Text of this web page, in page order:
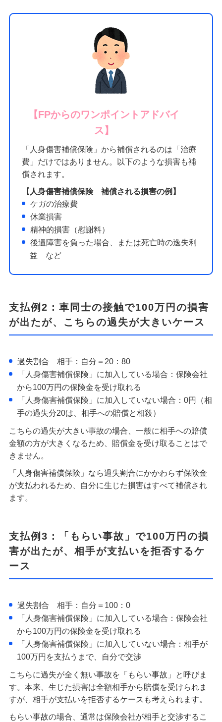
【FPからのワンポイントアドバイ
ス】
「人身傷害補償保険」から補償されるのは「治療
費」だけではありません。以下のような損害も補
償されます。
【人身傷害補償保険 補償される損害の例】
ケガの治療費
休業損害
精神的損害（慰謝料）
後遺障害を負った場合、または死亡時の逸失利
益 など
支払例2：車同士の接触で100万円の損害
が出たが、こちらの過失が大きいケース
過失割合 相手：自分＝20：80
「人身傷害補償保険」に加入している場合：保険会社
から100万円の保険金を受け取れる
「人身傷害補償保険」に加入していない場合：0円（相
手の過失分20は、相手への賠償と相殺）
こちらの過失が大きい事故の場合、一般に相手への賠償
金額の方が大きくなるため、賠償金を受け取ることはで
きません。
「人身傷害補償保険」なら過失割合にかかわらず保険金
が支払われるため、自分に生じた損害はすべて補償され
ます。
支払例3：「もらい事故」で100万円の損
害が出たが、相手が支払いを拒否するケ
ース
過失割合 相手：自分＝100：0
「人身傷害補償保険」に加入している場合：保険会社
から100万円の保険金を受け取れる
「人身傷害補償保険」に加入していない場合：相手が
100万円を支払うまで、自分で交渉
こちらに過失が全く無い事故を「もらい事故」と呼びま
す。本来、生じた損害は全額相手から賠償を受けられま
すが、相手が支払いを拒否するケースも考えられます。
もらい事故の場合、通常は保険会社が相手と交渉するこ